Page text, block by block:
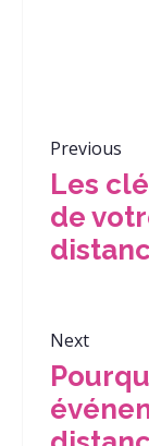
Previous
Les
de
Next